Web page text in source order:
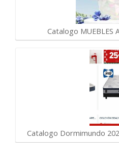
Catalogo MUEBLES
Catalogo Dormimundo